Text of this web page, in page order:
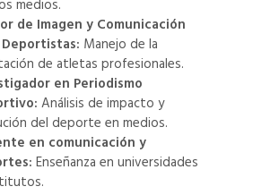
medios.
de Imagen y Comunicación
Manejo de la
de atletas profesionales.
en Periodismo
Análisis de impacto y
del deporte en medios.
en comunicación y
Enseñanza en universidades